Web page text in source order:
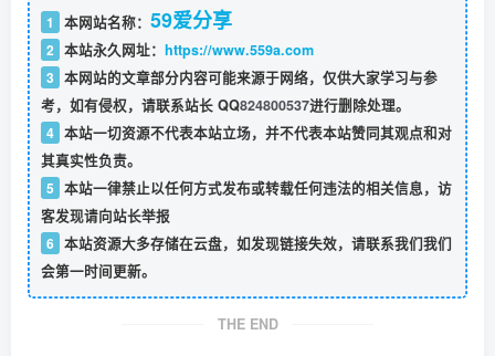
1 本网站名称： 59爱分享
2 本站永久网址： https://www.559a.com
3 本网站的文章部分内容可能来源于网络，仅供大家学习与参
考，如有侵权，请联系站长 QQ824800537进行删除处理。
4 本站一切资源不代表本站立场，并不代表本站赞同其观点和对
其真实性负责。
5 本站一律禁止以任何方式发布或转载任何违法的相关信息，访
客发现请向站长举报
6 本站资源大多存储在云盘，如发现链接失效，请联系我们我们
会第一时间更新。
THE END